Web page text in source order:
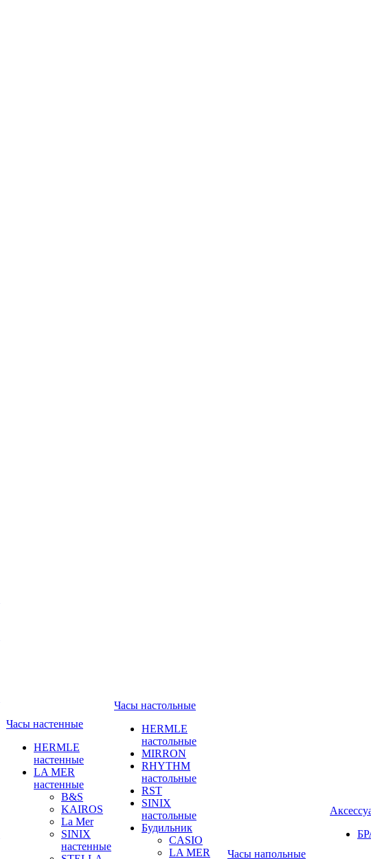
Часы настенные
HERMLE
настенные
LA MER
настенные
B&S
KAIROS
La Mer
SINIX
настенные
Часы настольные
HERMLE
настольные
MIRRON
RHYTHM
настольные
RST
SINIX
настольные
Будильник
CASIO
LA MER
Часы напольные